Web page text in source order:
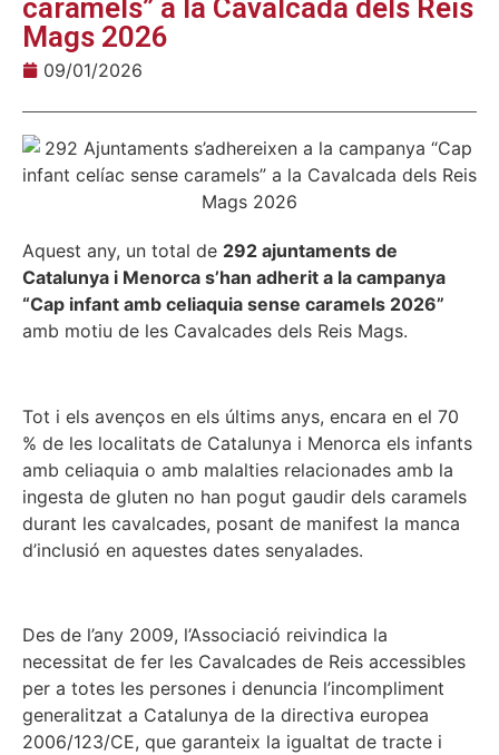
caramels” a la Cavalcada dels Reis
Mags 2026
09/01/2026
Aquest any, un total de 292 ajuntaments de
Catalunya i Menorca s’han adherit a la campanya
“Cap infant amb celiaquia sense caramels 2026”
amb motiu de les Cavalcades dels Reis Mags.
Tot i els avenços en els últims anys, encara en el 70
% de les localitats de Catalunya i Menorca els infants
amb celiaquia o amb malalties relacionades amb la
ingesta de gluten no han pogut gaudir dels caramels
durant les cavalcades, posant de manifest la manca
d’inclusió en aquestes dates senyalades.
Des de l’any 2009, l’Associació reivindica la
necessitat de fer les Cavalcades de Reis accessibles
per a totes les persones i denuncia l’incompliment
generalitzat a Catalunya de la directiva europea
2006/123/CE, que garanteix la igualtat de tracte i